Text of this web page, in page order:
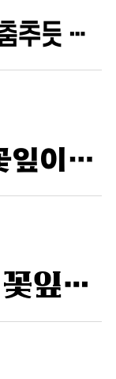
바람과 속삭이는 꽃잎이 춤추듯 하늘을 날아 새처럼 꿈은 자유롭고 별빛처럼 빛나 새벽의 고요함 속에서 겨울 눈처럼 순수한 열정은 봄을 부른다
바람과 속삭이는 꽃잎이 춤추듯 하늘을 날아 새처럼 꿈은 자유롭고 별빛처럼 빛나 새벽의 고요함 속에서 겨울 눈처럼 순수한 열정은 봄을 부른다
바람과 속삭이는 꽃잎이 춤추듯 하늘을 날아 새처럼 꿈은 자유롭고 별빛처럼 빛나 새벽의 고요함 속에서 겨울 눈처럼 순수한 열정은 봄을 부른다